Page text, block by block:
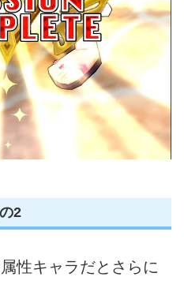
2
性キャラだとさらに